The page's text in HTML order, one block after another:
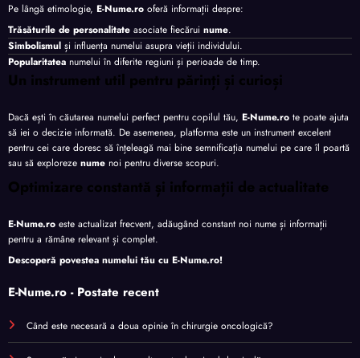
Pe lângă etimologie, E-Nume.ro oferă informații despre:
Trăsăturile de personalitate asociate fiecărui nume.
Simbolismul și influența numelui asupra vieții individului.
Popularitatea numelui în diferite regiuni și perioade de timp.
Un instrument util pentru părinți și curioși
Dacă ești în căutarea numelui perfect pentru copilul tău, E-Nume.ro te poate ajuta
să iei o decizie informată. De asemenea, platforma este un instrument excelent
pentru cei care doresc să înțeleagă mai bine semnificația numelui pe care îl poartă
sau să exploreze nume noi pentru diverse scopuri.
Optimizare constantă și informații de actualitate
E-Nume.ro este actualizat frecvent, adăugând constant noi nume și informații
pentru a rămâne relevant și complet.
Descoperă povestea numelui tău cu E-Nume.ro!
E-Nume.ro - Postate recent
Când este necesară a doua opinie în chirurgie oncologică?